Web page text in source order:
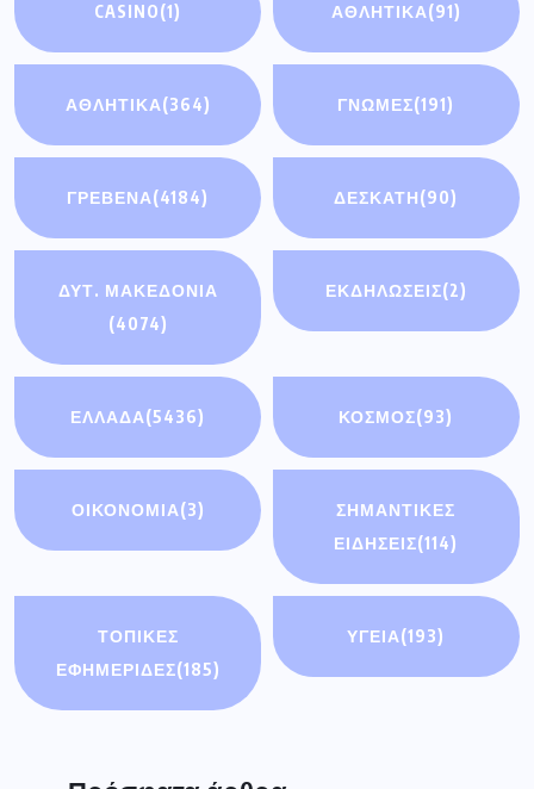
CASINO(1) ΑΘΛΗΤΙΚΆ(91)
ΑΘΛΗΤΙΚΑ(364) ΓΝΩΜΕΣ(191)
ΓΡΕΒΕΝΑ(4184) ΔΕΣΚΑΤΗ(90)
ΔΥΤ. ΜΑΚΕΔΟΝΙΑ
(4074)
ΕΚΔΗΛΩΣΕΙΣ(2)
ΕΛΛΑΔΑ(5436) ΚΟΣΜΟΣ(93)
ΟΙΚΟΝΟΜΊΑ(3)
ΣΗΜΑΝΤΙΚΈΣ
ΕΙΔΉΣΕΙΣ(114)
ΤΟΠΙΚΕΣ
ΕΦΗΜΕΡΙΔΕΣ(185)
ΥΓΕΙΑ(193)